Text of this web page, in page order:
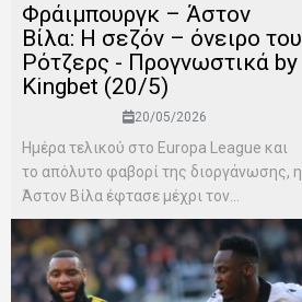
Φράιμπουργκ – Άστον
Βίλα: Η σεζόν – όνειρο του
Ρότζερς - Προγνωστικά by
Kingbet (20/5)
20/05/2026
Ημέρα τελικού στο Europa League και
το απόλυτο φαβορί της διοργάνωσης, η
Άστον Βίλα έφτασε μέχρι τον...